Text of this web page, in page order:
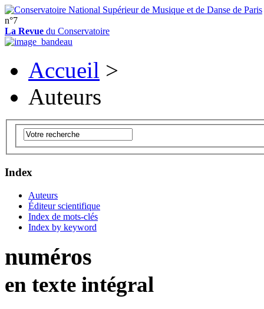
n°7
La Revue du Conservatoire
Accueil >
Auteurs
Index
Auteurs
Éditeur scientifique
Index de mots-clés
Index by keyword
numéros
en texte intégral